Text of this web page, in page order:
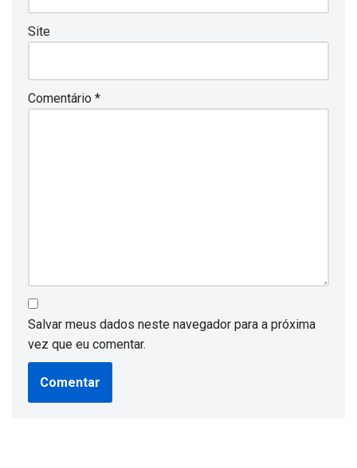
Site
Comentário *
Salvar meus dados neste navegador para a próxima
vez que eu comentar.